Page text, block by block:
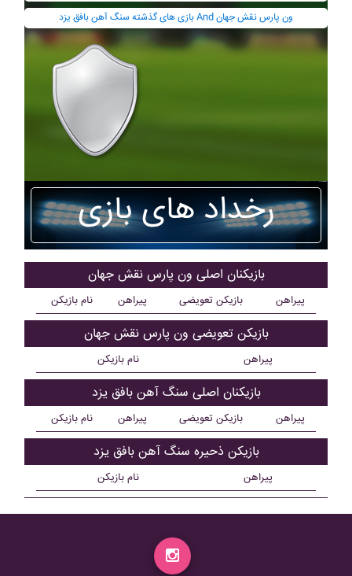
بازی های گذشته سنگ آهن بافق يزد And ون پارس نقش جهان
رخداد های بازی
بازیکنان اصلی ون پارس نقش جهان
نام بازیکن پیراهن بازیکن تعویضی پیراهن
بازیکن تعویضی ون پارس نقش جهان
نام بازیکن پیراهن
بازیکنان اصلی سنگ آهن بافق يزد
نام بازیکن پیراهن بازیکن تعویضی پیراهن
بازیکن ذحیره سنگ آهن بافق يزد
نام بازیکن پیراهن